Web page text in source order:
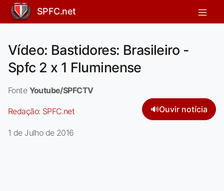
SPFC.net
Vídeo: Bastidores: Brasileiro -
Spfc 2 x 1 Fluminense
Fonte Youtube/SPFCTV
Redação: SPFC.net 🔊Ouvir notícia
1 de Julho de 2016